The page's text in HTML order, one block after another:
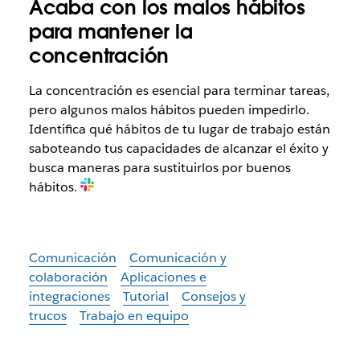
Acaba con los malos hábitos
para mantener la
concentración
La concentración es esencial para terminar tareas,
pero algunos malos hábitos pueden impedirlo.
Identifica qué hábitos de tu lugar de trabajo están
saboteando tus capacidades de alcanzar el éxito y
busca maneras para sustituirlos por buenos
hábitos.
Comunicación
Comunicación y
colaboración
Aplicaciones e
integraciones
Tutorial
Consejos y
trucos
Trabajo en equipo